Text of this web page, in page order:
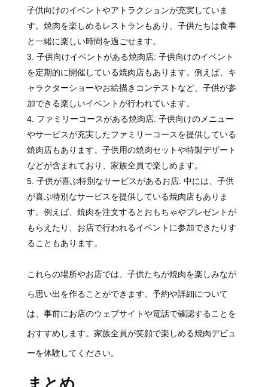
子供向けのイベントやアトラクションが充実していま
す。焼肉を楽しめるレストランもあり、子供たちは食事
と一緒に楽しい時間を過ごせます。
子供向けイベントがある焼肉店: 子供向けのイベント
を定期的に開催している焼肉店もあります。例えば、キ
ャラクターショーやお絵描きコンテストなど、子供が参
加できる楽しいイベントが行われています。
ファミリーコースがある焼肉店: 子供向けのメニュー
やサービスが充実したファミリーコースを提供している
焼肉店もあります。子供用の焼肉セットや特製デザート
などが含まれており、家族全員で楽しめます。
子供が喜ぶ特別なサービスがあるお店: 中には、子供
が喜ぶ特別なサービスを提供している焼肉店もありま
す。例えば、焼肉を注文するとおもちゃやプレゼントが
もらえたり、お店で行われるイベントに参加できたりす
ることもあります。
これらの場所やお店では、子供たちが焼肉を楽しみなが
ら思い出を作ることができます。予約や詳細について
は、事前にお店のウェブサイトや電話で確認することを
おすすめします。家族全員が笑顔で楽しめる焼肉デビュ
ーを体験してください。